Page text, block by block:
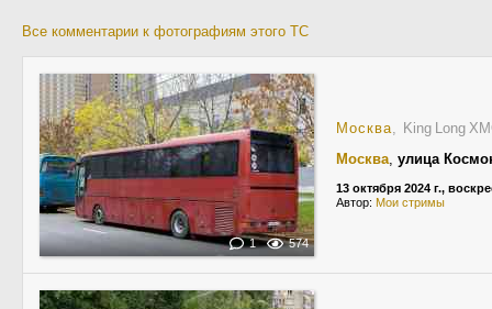
Все комментарии к фотографиям этого ТС
1 574
Москва, King Long
Москва, улица
13 октября 2024 г.,
Автор: Мои стримы